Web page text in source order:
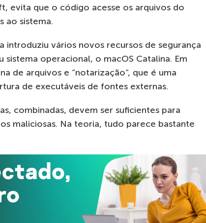
evita que o código acesse os arquivos do
ao sistema.
introduziu vários novos recursos de segurança
sistema operacional, o macOS Catalina. Em
de arquivos e “notarização“, que é uma
de executáveis ​​de fontes externas.
combinadas, devem ser suficientes para
maliciosas. Na teoria, tudo parece bastante